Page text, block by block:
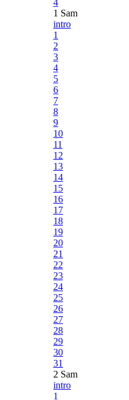
1 Sam
intro
1
2
3
4
5
6
7
8
9
10
11
12
13
14
15
16
17
18
19
20
21
22
23
24
25
26
27
28
29
30
31
2 Sam
intro
1